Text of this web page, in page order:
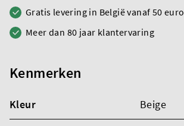
Gratis levering in België vanaf 50 euro
Meer dan 80 jaar klantervaring
Kenmerken
Kleur Beige